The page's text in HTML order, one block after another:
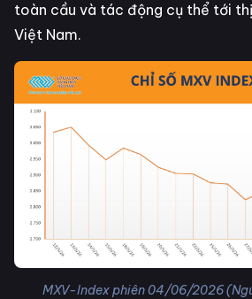
toàn cầu và tác động cụ thể tới
Việt Nam.
MXV-Index phiên 04/06/2026